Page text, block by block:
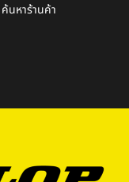
ค้นหาร้านค้า